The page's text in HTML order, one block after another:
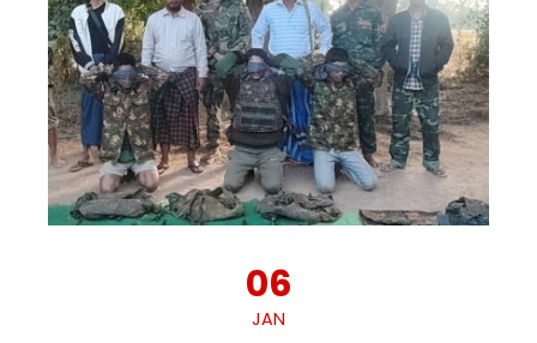
06
JAN